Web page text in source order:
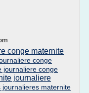
conge maternite
conge
journaliere conge
journaliere
journalieres maternite